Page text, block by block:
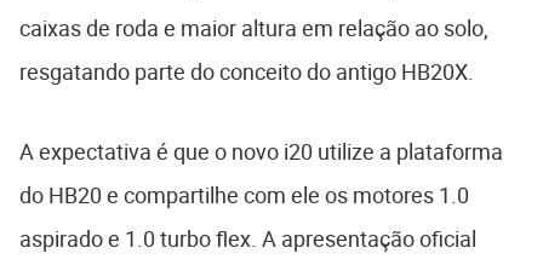
caixas de roda e maior altura em relação ao solo,
resgatando parte do conceito do antigo HB20X.
A expectativa é que o novo i20 utilize a plataforma
do HB20 e compartilhe com ele os motores 1.0
aspirado e 1.0 turbo flex. A apresentação oficial